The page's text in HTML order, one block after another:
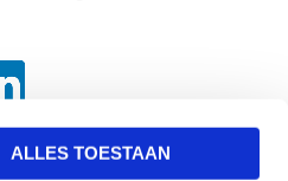
ALLES TOESTAAN